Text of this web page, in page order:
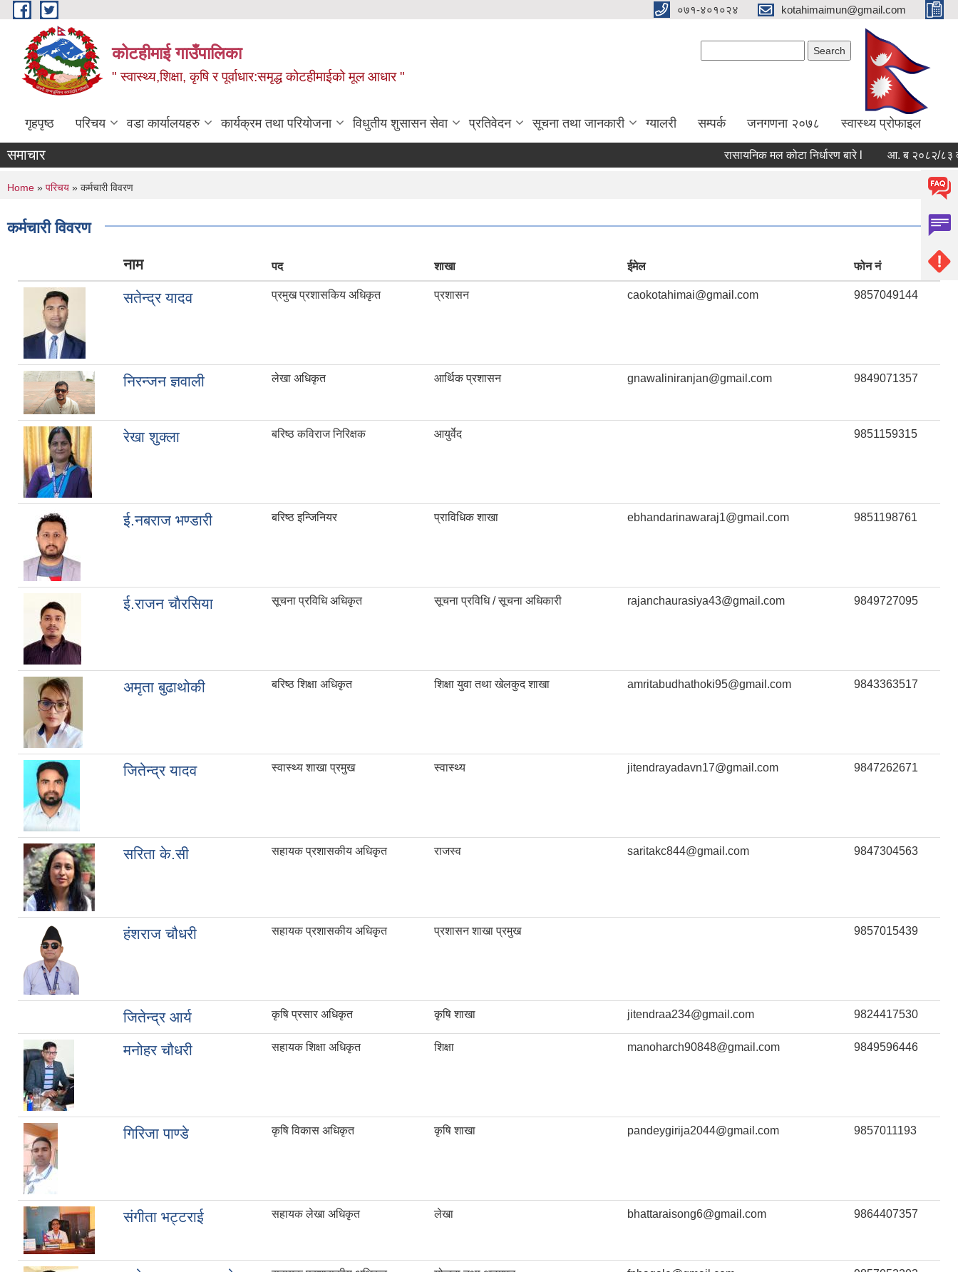
Skip to main content ०७१-४०१०२४ kotahimaimun@gmail.com
कोटहीमाई गाउँपालिका
" स्वास्थ्य,शिक्षा, कृषि र पूर्वाधार:समृद्ध कोटहीमाईको मूल आधार "
गृहपृष्ठ परिचय वडा कार्यालयहरु कार्यक्रम तथा परियोजना विधुतीय शुसासन सेवा प्रतिवेदन सूचना तथा जानकारी ग्यालरी सम्पर्क जनगणना २०७८ स्वास्थ्य प्रोफाइल
समाचार रासायनिक मल कोटा निर्धारण बारे l आ. ब २०८२/८३ को
You are here
Home » परिचय » कर्मचारी विवरण
कर्मचारी विवरण
नाम पद शाखा ईमेल फोन नं
सतेन्द्र यादव प्रमुख प्रशासकिय अधिकृत प्रशासन caokotahimai@gmail.com 9857049144
निरन्जन ज्ञवाली लेखा अधिकृत आर्थिक प्रशासन gnawaliniranjan@gmail.com 9849071357
रेखा शुक्ला बरिष्ठ कविराज निरिक्षक आयुर्वेद 9851159315
ई.नबराज भण्डारी बरिष्ठ इन्जिनियर प्राविधिक शाखा ebhandarinawaraj1@gmail.com 9851198761
ई.राजन चाैरसिया सूचना प्रविधि अधिकृत सूचना प्रविधि / सूचना अधिकारी rajanchaurasiya43@gmail.com 9849727095
अमृता बुढाथोकी बरिष्ठ शिक्षा अधिकृत शिक्षा युवा तथा खेलकुद शाखा amritabudhathoki95@gmail.com 9843363517
जितेन्द्र यादव स्वास्थ्य शाखा प्रमुख स्वास्थ्य jitendrayadavn17@gmail.com 9847262671
सरिता के.सी सहायक प्रशासकीय अधिकृत राजस्व saritakc844@gmail.com 9847304563
हंशराज चौधरी सहायक प्रशासकीय अधिकृत प्रशासन शाखा प्रमुख 9857015439
जितेन्द्र आर्य कृषि प्रसार अधिकृत कृषि शाखा jitendraa234@gmail.com 9824417530
मनोहर चौधरी सहायक शिक्षा अधिकृत शिक्षा manoharch90848@gmail.com 9849596446
गिरिजा पाण्डे कृषि विकास अधिकृत कृषि शाखा pandeygirija2044@gmail.com 9857011193
संगीता भट्टराई सहायक लेखा अधिकृत लेखा bhattaraisong6@gmail.com 9864407357